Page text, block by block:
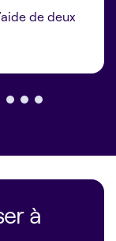
de deux
à